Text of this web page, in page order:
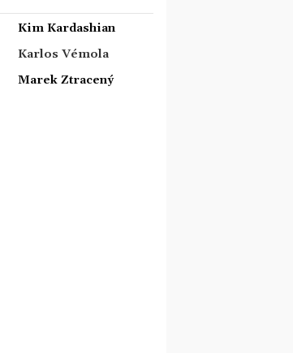
Kim Kardashian
Karlos Vémola
Marek Ztracený